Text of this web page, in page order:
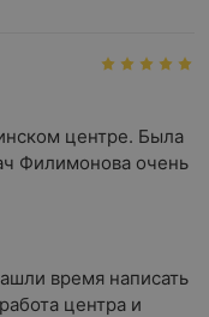
центре. Была
Филимонова очень
время написать
центра и